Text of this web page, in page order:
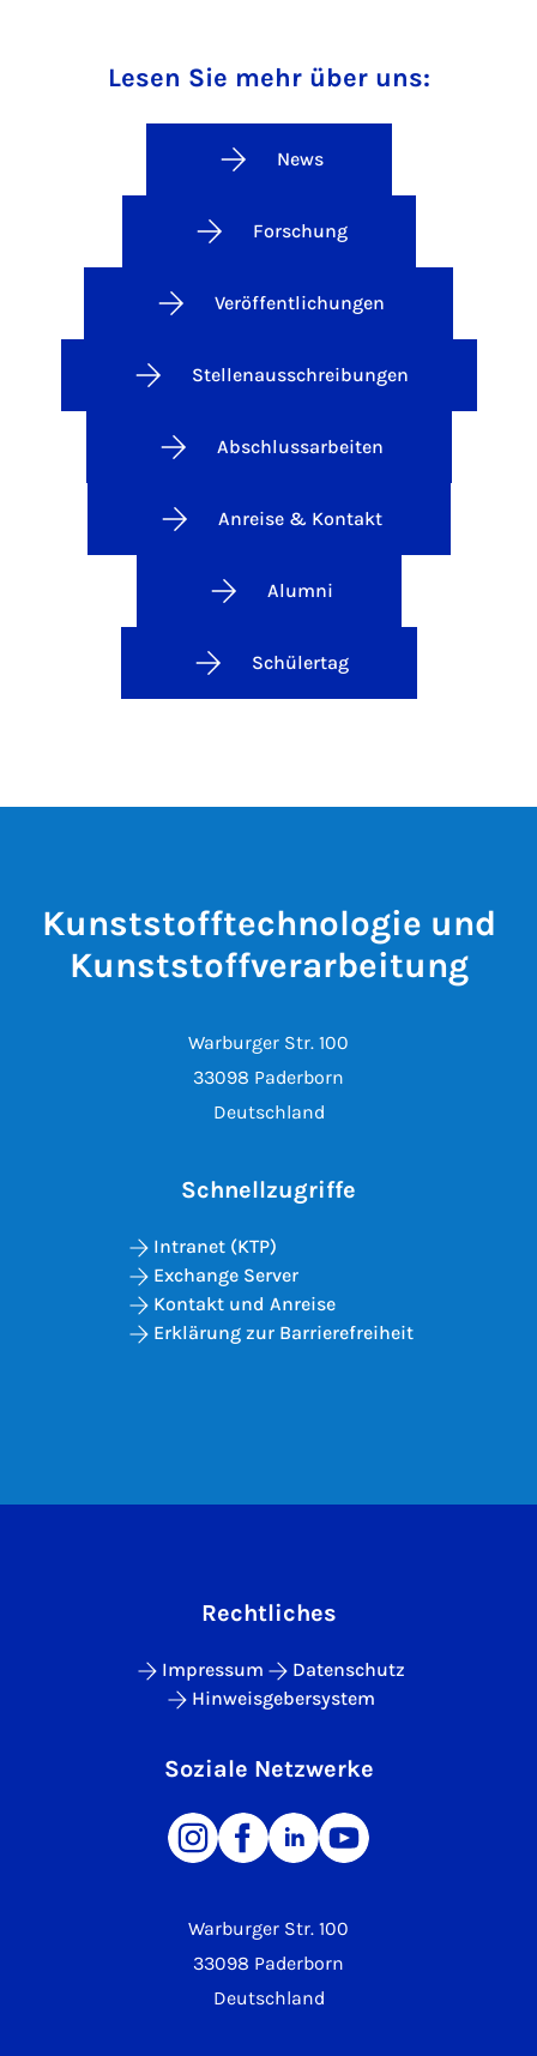
Lesen Sie mehr über uns:
News
Forschung
Veröffentlichungen
Stellenausschreibungen
Abschlussarbeiten
Anreise & Kontakt
Alumni
Schülertag
Kunststofftechnologie und
Kunststoffverarbeitung
Warburger Str. 100
33098 Paderborn
Deutschland
Schnellzugriffe
Intranet (KTP)
Exchange Server
Kontakt und Anreise
Erklärung zur Barrierefreiheit
Warburger Str. 100
33098 Paderborn
Deutschland
Rechtliches
Impressum
Datenschutz
Hinweisgebersystem
Soziale Netzwerke